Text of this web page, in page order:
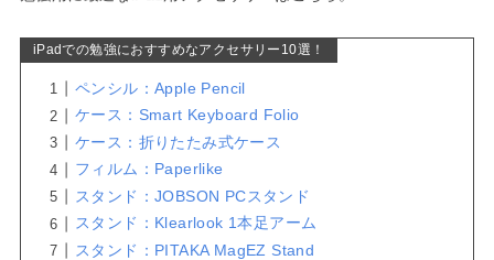
iPadでの勉強におすすめなアクセサリー10選！
ペンシル：Apple Pencil
ケース：Smart Keyboard Folio
ケース：折りたたみ式ケース
フィルム：Paperlike
スタンド：JOBSON PCスタンド
スタンド：Klearlook 1本足アーム
スタンド：PITAKA MagEZ Stand